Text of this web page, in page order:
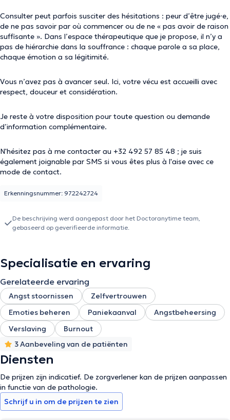
Consulter peut parfois susciter des hésitations : peur d’être jugé·e,
de ne pas savoir par où commencer ou de ne « pas avoir de raison
suffisante ». Dans l’espace thérapeutique que je propose, il n’y a
pas de hiérarchie dans la souffrance : chaque parole a sa place,
chaque émotion a sa légitimité.
Vous n’avez pas à avancer seul. Ici, votre vécu est accueilli avec
respect, douceur et considération.
Je reste à votre disposition pour toute question ou demande
d’information complémentaire.
N'hésitez pas à me contacter au +32 492 57 85 48 ; je suis
également joignable par SMS si vous êtes plus à l'aise avec ce
mode de contact.
Erkenningsnummer: 972242724
De beschrijving werd aangepast door het Doctoranytime team,
gebaseerd op geverifieerde informatie.
Specialisatie en ervaring
Gerelateerde ervaring
Angst stoornissen
Zelfvertrouwen
Emoties beheren
Paniekaanval
Angstbeheersing
Verslaving
Burnout
3 Aanbeveling van de patiënten
Diensten
De prijzen zijn indicatief. De zorgverlener kan de prijzen aanpassen
in functie van de pathologie.
Schrijf u in om de prijzen te zien